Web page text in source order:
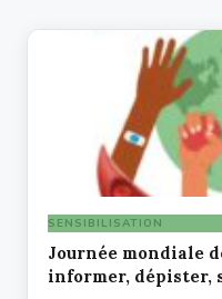
SENSIBILISATION
Journée mondiale
informer, dépister,